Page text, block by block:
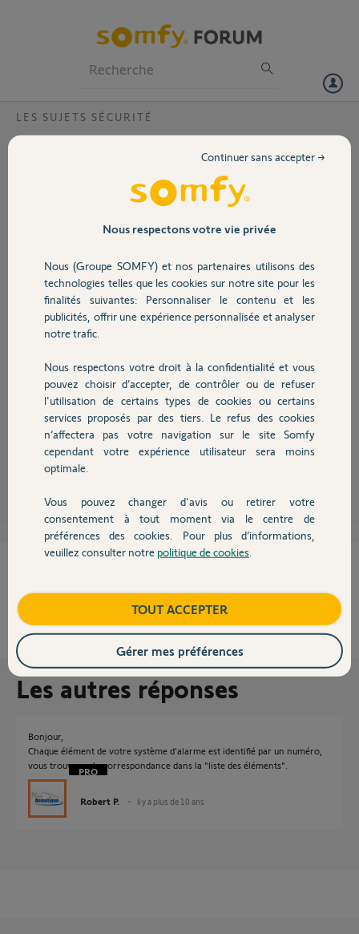
Volet
Sécurité
Domotique
Chauffage
Autres produits
Devis avec un pro
Contact
LES SUJETS SÉCURITÉ
a quoi correspond le message
un message d'erreur s'affiche sur mon portable concernant mon
alarme protexiom 5000 et je ne sais pas à quoi il correspond : 539114
Avez vous une idée?
veronique D.
il y a plus de 10 ans
Participer au fil de discussion
En général, le code commençant par 5 devrait être la centrale.
Commencez par la vérifier;
NON OUI
100%des internautes ont trouvé cette réponse utile
Les autres réponses
Bonjour,
Chaque élément de votre système d'alarme est identifié par un numéro,
vous trouverez la correspondance dans la "liste des éléments".
Robert P. il y a plus de 10 ans
Nous respectons votre vie privée
Nous (Groupe SOMFY) et nos partenaires utilisons des
technologies telles que les cookies sur notre site pour les
finalités suivantes: Personnaliser le contenu et les
publicités, offrir une expérience personnalisée et analyser
notre trafic.
Nous respectons votre droit à la confidentialité et vous
pouvez choisir d’accepter, de contrôler ou de refuser
l'utilisation de certains types de cookies ou certains
services proposés par des tiers. Le refus des cookies
n’affectera pas votre navigation sur le site Somfy
cependant votre expérience utilisateur sera moins
optimale.
Vous pouvez changer d'avis ou retirer votre
consentement à tout moment via le centre de
préférences des cookies. Pour plus d’informations,
veuillez consulter notre politique de cookies
Continuer sans accepter →
TOUT ACCEPTER
Gérer mes préférences